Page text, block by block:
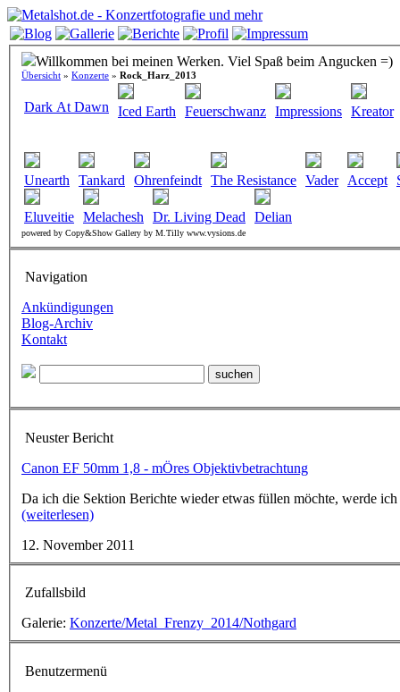
Willkommen bei meinen Werken. Viel Spaß beim Angucken =)
Übersicht » Konzerte » Rock_Harz_2013
Dark At Dawn Iced Earth Feuerschwanz Impressions Kreator
Unearth Tankard Ohrenfeindt The Resistance Vader Accept
Eluveitie Melachesh Dr. Living Dead Delian
powered by Copy&Show Gallery by M.Tilly www.vysions.de
Navigation
Ankündigungen
Blog-Archiv
Kontakt
Neuster Bericht
Canon EF 50mm 1,8 - mÖres Objektivbetrachtung
Da ich die Sektion Berichte wieder etwas füllen möchte, werde
(weiterlesen)
12. November 2011
Zufallsbild
Galerie: Konzerte/Metal_Frenzy_2014/Nothgard
Benutzermenü